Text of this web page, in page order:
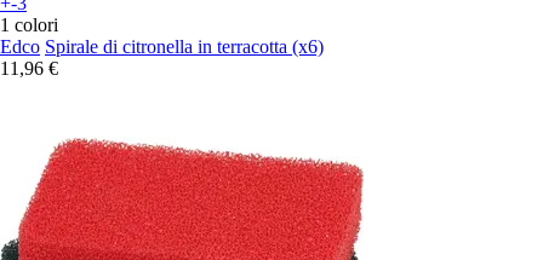
1 colori
Edco Spirale di citronella in terracotta (x6)
11,96 €